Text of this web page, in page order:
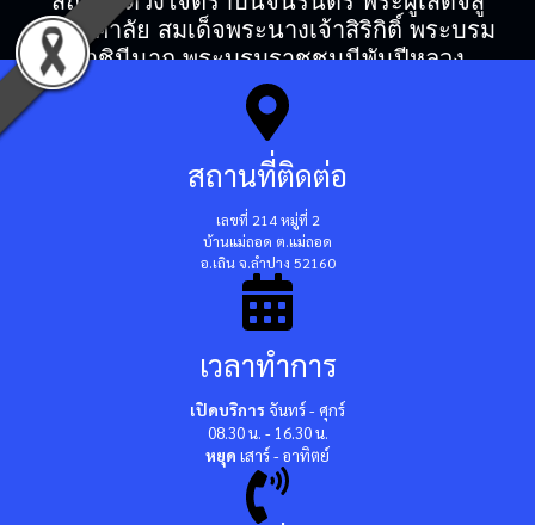
สวรรคาลัย สมเด็จพระนางเจ้าสิริกิติ์ พระบรม
ราชินีนาถ พระบรมราชชนนีพันปีหลวง
สถานที่ติดต่อ
เลขที่ 214 หมู่ที่ 2
บ้านแม่ถอด ต.แม่ถอด
อ.เถิน จ.ลำปาง 52160
เวลาทำการ
เปิดบริการ จันทร์ - ศุกร์
08.30 น. - 16.30 น.
หยุด เสาร์ - อาทิตย์